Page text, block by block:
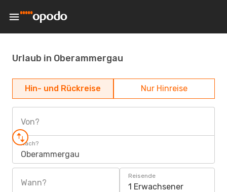
Urlaub in Oberammergau
Hin- und Rückreise Nur Hinreise
Von?
Nach?
Oberammergau
Wann?
Reisende
1 Erwachsener